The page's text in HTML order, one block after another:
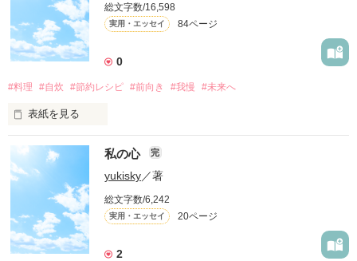
総文字数/16,598
実用・エッセイ 84ページ
0
#料理 #自炊 #節約レシピ #前向き #我慢 #未来へ
表紙を見る
料理レシピを主にしていきます。
前向きに開けるわたし自身のことが描いて行けるようにしたい
と思います
私の心 完
yukisky／著
総文字数/6,242
実用・エッセイ 20ページ
2